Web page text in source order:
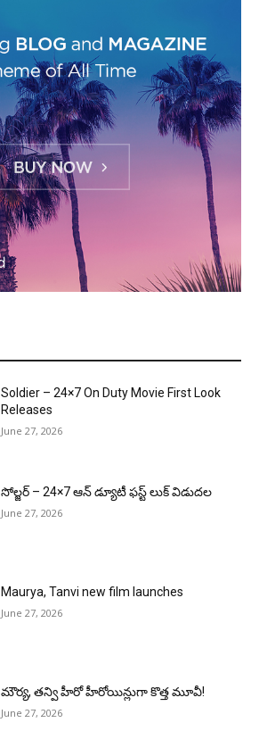
Soldier – 24×7 On Duty Movie First Look
Releases
June 27, 2026
సోల్జర్ – 24×7 ఆన్ డ్యూటీ ఫస్ట్ లుక్ విడుదల
June 27, 2026
Maurya, Tanvi new film launches
June 27, 2026
మౌర్య‌, త‌న్వి హీరో హీరోయిన్లుగా కొత్త మూవీ!
June 27, 2026